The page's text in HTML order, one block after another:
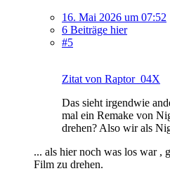
16. Mai 2026 um 07:52
6 Beiträge hier
#5
Zitat von Raptor_04X
Das sieht irgendwie
mal ein Remake von
drehen? Also wir als
... als hier noch was los war ,
Film zu drehen.